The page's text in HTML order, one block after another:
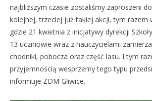
najbliższym czasie zostaliśmy zaproszeni
kolejnej, trzeciej już takiej akcji, tym razem
gdzie 21 kwietnia z inicjatywy dyrekcji
13 uczniowie wraz z nauczycielami
chodniki, pobocza oraz część lasu. I tym
przyjemnością wesprzemy tego typu
informuje ZDM Gliwice.